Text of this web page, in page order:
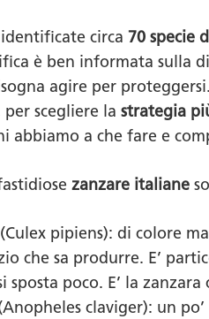
circa 70 specie
è ben informata sulla
agire per proteggersi.
scegliere lastrategia
abbiamo a che fare e
zanzare italiane
(Culex pipiens): di colore
che sa produrre. E’
sposta poco. E’ la
claviger): un